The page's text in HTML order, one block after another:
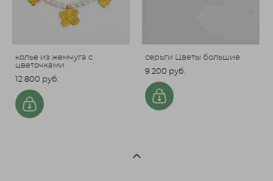
колье из жемчуга с
цветочками
12 800 pуб.
серьги Цветы большие
9 200 pуб.